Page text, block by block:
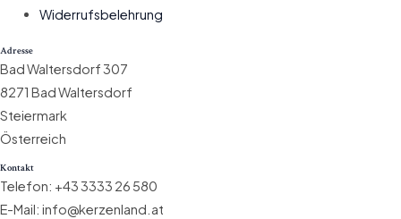
Widerrufsbelehrung
Adresse
Bad Waltersdorf 307
8271 Bad Waltersdorf
Steiermark
Österreich
Kontakt
Telefon: +43 3333 26 580
E-Mail: info@kerzenland.at